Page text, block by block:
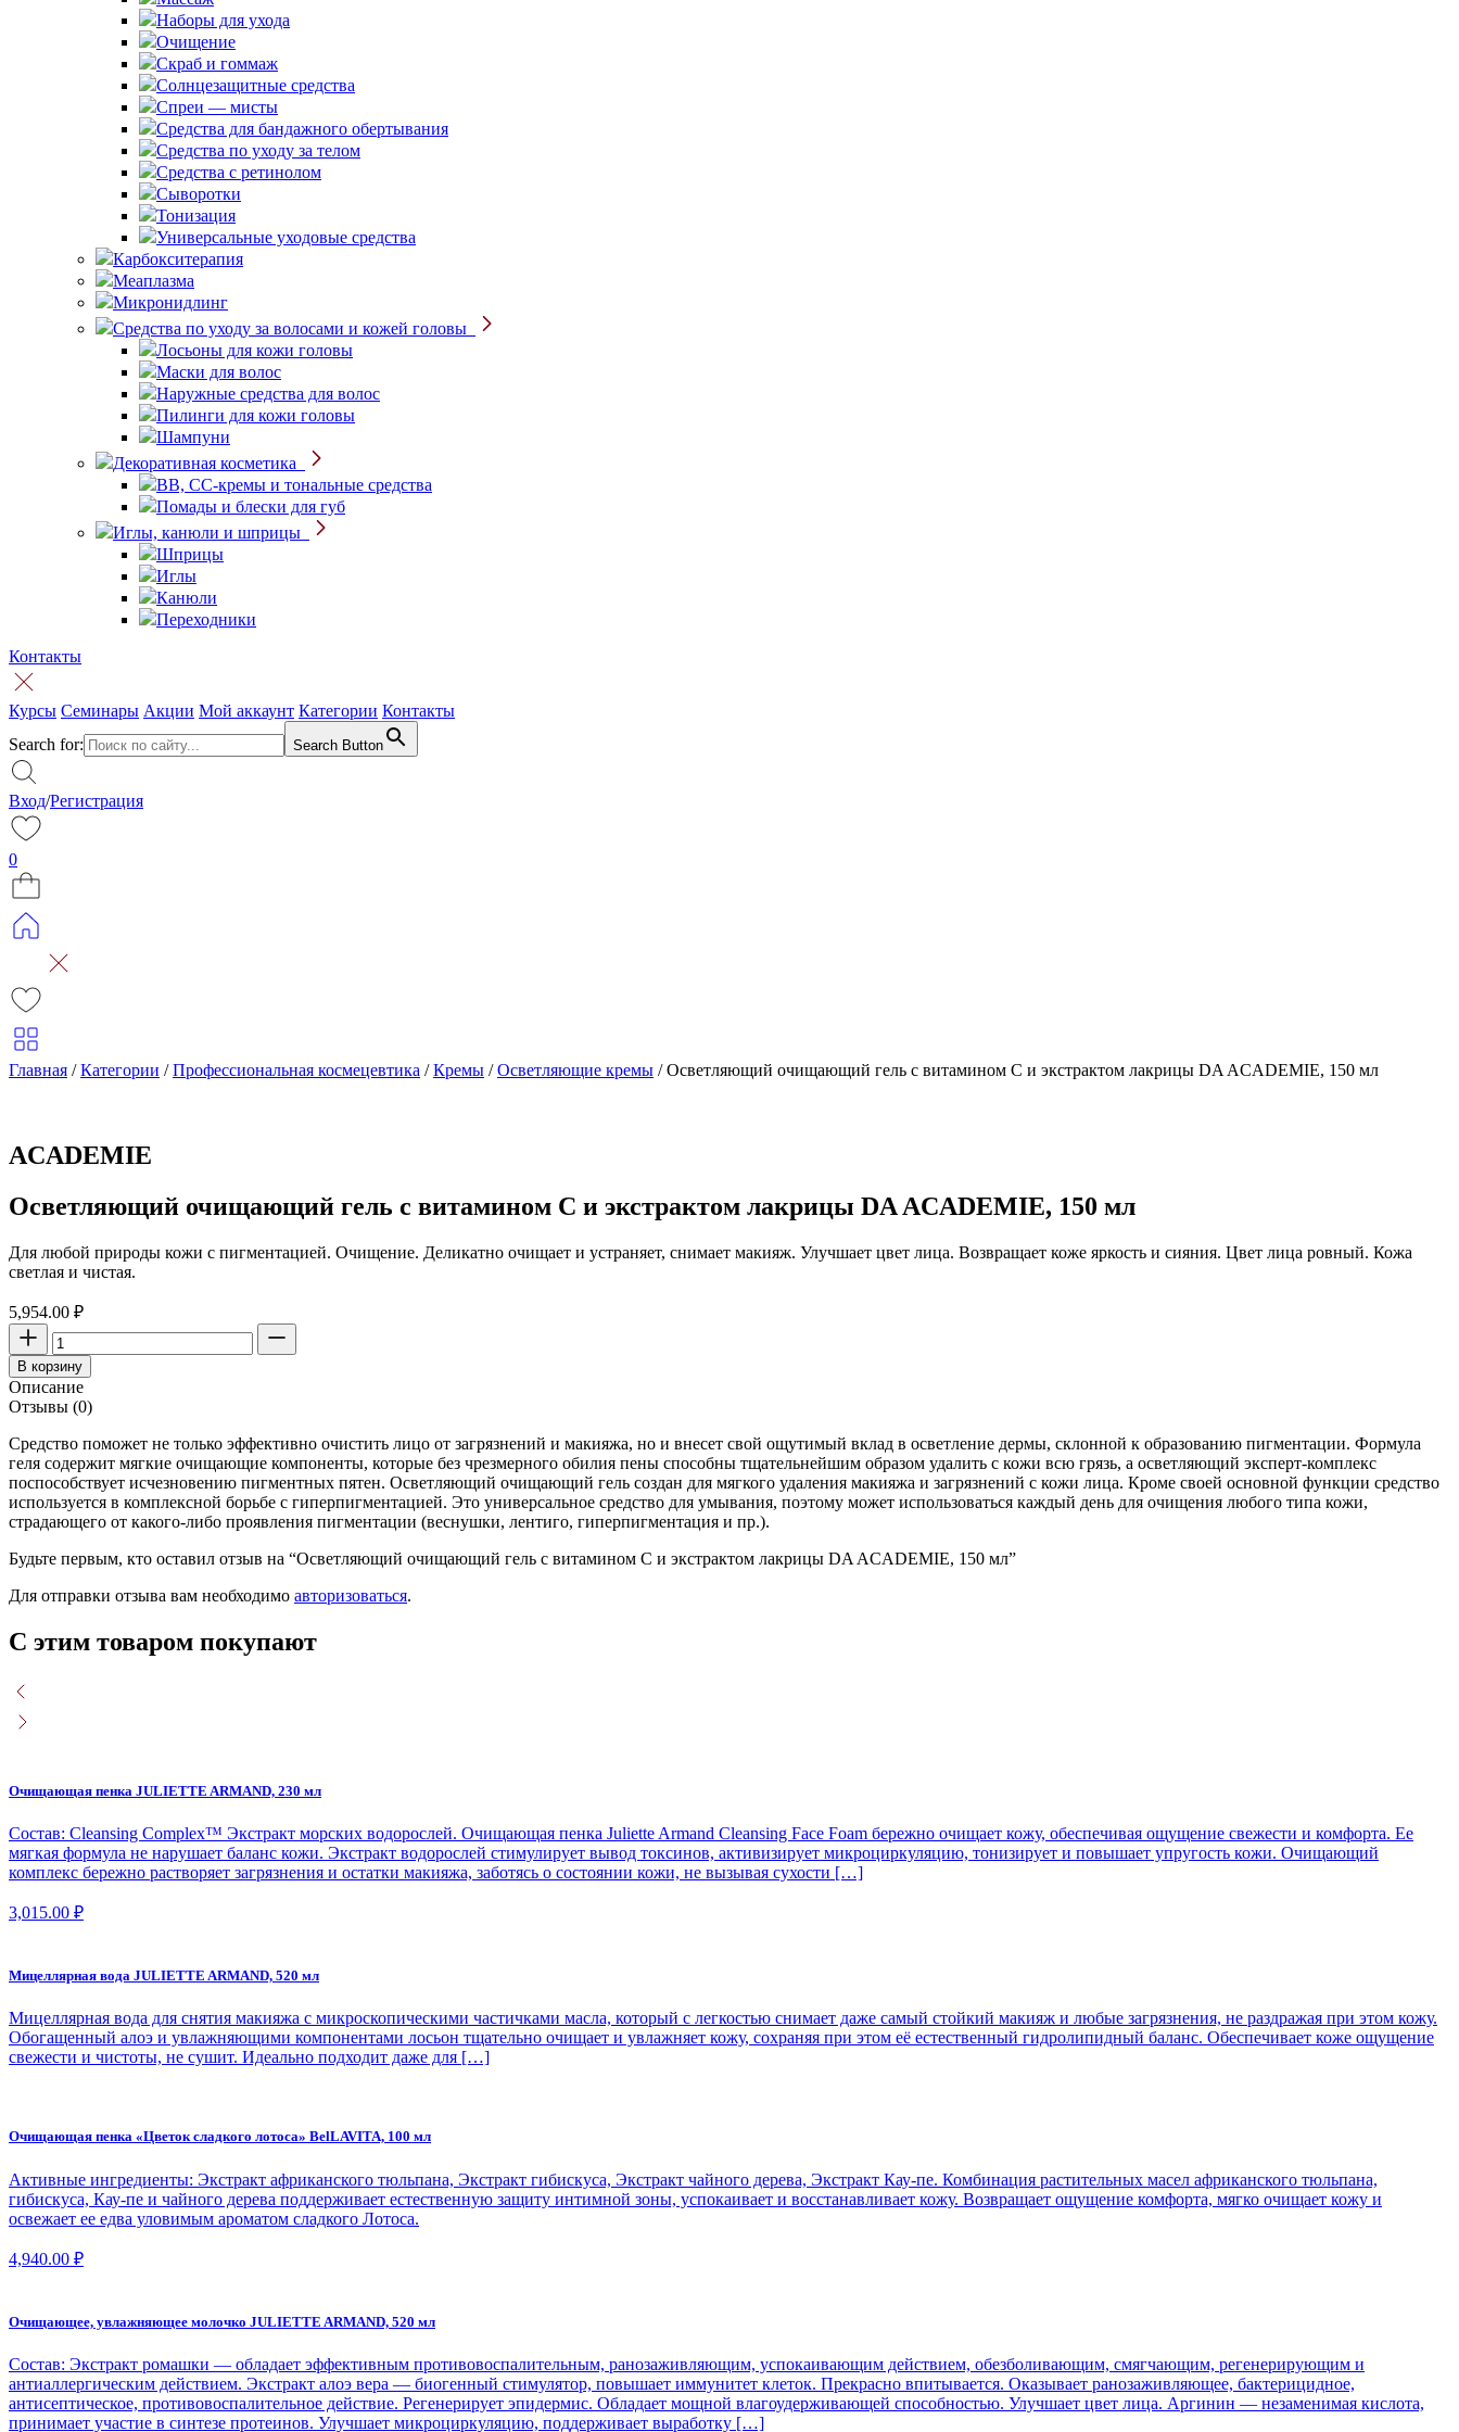
Наборы для ухода
Очищение
Скраб и гоммаж
Солнцезащитные средства
Спреи — мисты
Средства для бандажного обертывания
Средства по уходу за телом
Средства с ретинолом
Сыворотки
Тонизация
Универсальные уходовые средства
Карбокситерапия
Меаплазма
Микронидлинг
Средства по уходу за волосами и кожей головы
Лосьоны для кожи головы
Маски для волос
Наружные средства для волос
Пилинги для кожи головы
Шампуни
Декоративная косметика
BB, CC-кремы и тональные средства
Помады и блески для губ
Иглы, канюли и шприцы
Шприцы
Иглы
Канюли
Переходники
Контакты
Курсы Семинары Акции Мой аккаунт Категории Контакты
Search for:
Search Button
Вход/Регистрация
0
Главная /Категории /Профессиональная космецевтика /Кремы /Осветляющие кремы /Осветляющий очищающий гель с витамином С и экстрактом лакрицы DA ACADEMIE, 150 мл
ACADEMIE
Осветляющий очищающий гель с витамином С и экстрактом лакрицы DA ACADEMIE, 150 мл
Для любой природы кожи с пигментацией. Очищение. Деликатно очищает и устраняет, снимает макияж. Улучшает цвет лица. Возвращает коже яркость и сияния. Цвет лица ровный. Кожа
светлая и чистая.
5,954.00 ₽
Количество
товара
Осветляющий
очищающий
гель
витамином
С
и
экстрактом
лакрицы
ACADEMIE,
мл
В корзину
Описание
Отзывы (0)
Средство поможет не только эффективно очистить лицо от загрязнений и макияжа, но и внесет свой ощутимый вклад в осветление дермы, склонной к образованию пигментации. Формула
геля содержит мягкие очищающие компоненты, которые без чрезмерного обилия пены способны тщательнейшим образом удалить с кожи всю грязь, а осветляющий эксперт-комплекс
поспособствует исчезновению пигментных пятен. Осветляющий очищающий гель создан для мягкого удаления макияжа и загрязнений с кожи лица. Кроме своей основной функции средство
используется в комплексной борьбе с гиперпигментацией. Это универсальное средство для умывания, поэтому может использоваться каждый день для очищения любого типа кожи,
страдающего от какого-либо проявления пигментации (веснушки, лентиго, гиперпигментация и пр.).
Будьте первым, кто оставил отзыв на “Осветляющий очищающий гель с витамином С и экстрактом лакрицы DA ACADEMIE, 150 мл”
Для отправки отзыва вам необходимо авторизоваться.
С этим товаром покупают
Очищающая пенка JULIETTE ARMAND, 230 мл
Состав: Cleansing Complex™ Экстракт морских водорослей. Очищающая пенка Juliette Armand Cleansing Face Foam бережно очищает кожу, обеспечивая ощущение свежести и комфорта. Ее
мягкая формула не нарушает баланс кожи. Экстракт водорослей стимулирует вывод токсинов, активизирует микроциркуляцию, тонизирует и повышает упругость кожи. Очищающий
комплекс бережно растворяет загрязнения и остатки макияжа, заботясь о состоянии кожи, не вызывая сухости […]
3,015.00 ₽
Мицеллярная вода JULIETTE ARMAND, 520 мл
Мицеллярная вода для снятия макияжа с микроскопическими частичками масла, который с легкостью снимает даже самый стойкий макияж и любые загрязнения, не раздражая при этом кожу.
Обогащенный алоэ и увлажняющими компонентами лосьон тщательно очищает и увлажняет кожу, сохраняя при этом её естественный гидролипидный баланс. Обеспечивает коже ощущение
свежести и чистоты, не сушит. Идеально подходит даже для […]
Очищающая пенка «Цветок сладкого лотоса» BelLAVITA, 100 мл
Активные ингредиенты: Экстракт африканского тюльпана, Экстракт гибискуса, Экстракт чайного дерева, Экстракт Кау-пе. Комбинация растительных масел африканского тюльпана,
гибискуса, Кау-пе и чайного дерева поддерживает естественную защиту интимной зоны, успокаивает и восстанавливает кожу. Возвращает ощущение комфорта, мягко очищает кожу и
освежает ее едва уловимым ароматом сладкого Лотоса.
4,940.00 ₽
Очищающее, увлажняющее молочко JULIETTE ARMAND, 520 мл
Состав: Экстракт ромашки — обладает эффективным противовоспалительным, ранозаживляющим, успокаивающим действием, обезболивающим, смягчающим, регенерирующим и
антиаллергическим действием. Экстракт алоэ вера — биогенный стимулятор, повышает иммунитет клеток. Прекрасно впитывается. Оказывает ранозаживляющее, бактерицидное,
антисептическое, противовоспалительное действие. Регенерирует эпидермис. Обладает мощной влагоудерживающей способностью. Улучшает цвет лица. Аргинин — незаменимая кислота,
принимает участие в синтезе протеинов. Улучшает микроциркуляцию, поддерживает выработку […]